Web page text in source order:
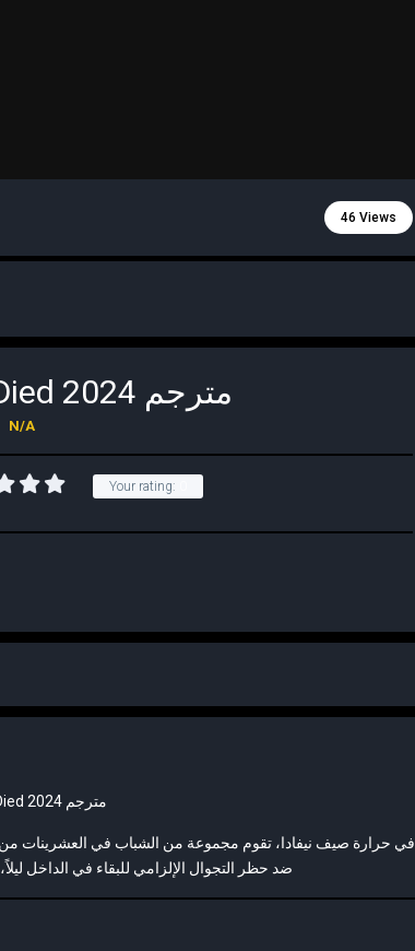
46 Views
The Summer We Died 2024 مترجم
N/A
Your rating:
The Summer We Died 2024 مترجم
في حرارة صيف نيفادا، تقوم مجموعة من الشباب في العشرينات من
ضد حظر التجوال الإلزامي للبقاء في الداخل